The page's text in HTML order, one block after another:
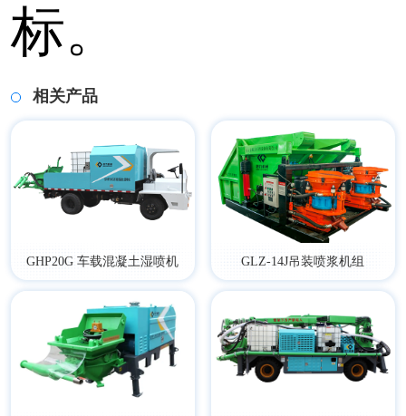
标。
相关产品
GHP20G 车载混凝土湿喷机 GLZ-14J吊装喷浆机组